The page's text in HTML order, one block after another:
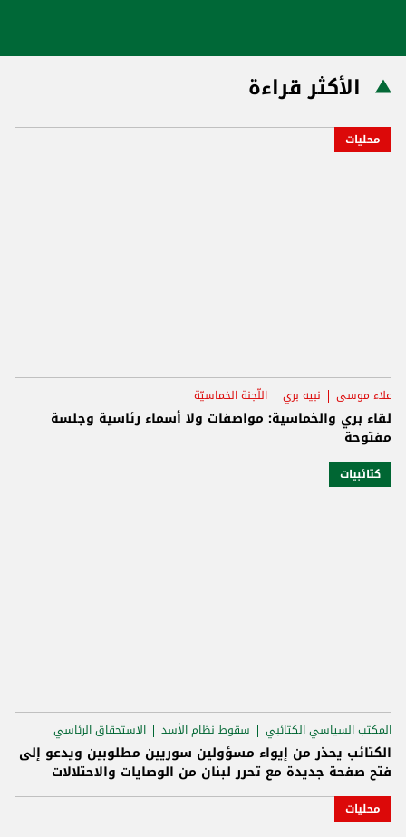
الأكثر قراءة
محليات
علاء موسى نبيه بري اللّجنة الخماسيّة
لقاء بري والخماسية: مواصفات ولا أسماء رئاسية وجلسة
مفتوحة
كتائبيات
المكتب السياسي الكتائبي سقوط نظام الأسد الاستحقاق الرئاسي
الكتائب يحذر من إيواء مسؤولين سوريين مطلوبين ويدعو إلى
فتح صفحة جديدة مع تحرر لبنان من الوصايات والاحتلالات
محليات